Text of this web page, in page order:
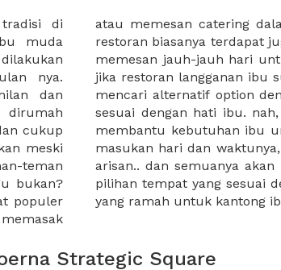
di
muda
nya.
dan
dirumah
cukup
meski
teman
bukan?
populer
ibu harus
dan
bingung
yang
dapat
tinggal
akan ikut
pilihan-
harga
yang ramah untuk kantong
Strategic Square